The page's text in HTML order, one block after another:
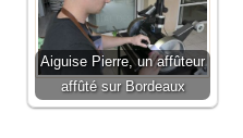
Aiguise Pierre, un affûteur
affûté sur Bordeaux